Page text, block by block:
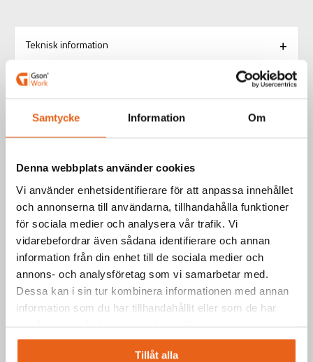
Samtycke Information Om
Denna webbplats använder cookies
Vi använder enhetsidentifierare för att anpassa innehållet
och annonserna till användarna, tillhandahålla funktioner
för sociala medier och analysera vår trafik. Vi
vidarebefordrar även sådana identifierare och annan
information från din enhet till de sociala medier och
annons- och analysföretag som vi samarbetar med.
Dessa kan i sin tur kombinera informationen med annan
information som du har tillhandahållit eller som de har
Tillåt alla
Teknisk information
RELATERADE PRODUKTER
Handmaskiner / Nätdrivna elverktyg